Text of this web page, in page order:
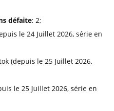
défaite: 2;
le 24 Juillet 2026, série en
(depuis le 25 Juillet 2026,
le 25 Juillet 2026, série en